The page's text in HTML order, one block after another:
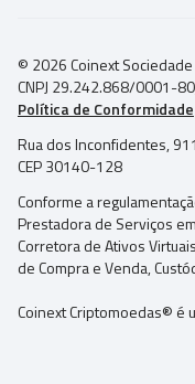
© 2026 Coinext
CNPJ 29.242.868/0001-80
Política de Conformidade
Rua dos Inconfidentes,
CEP 30140-128
Conforme a
Prestadora de Serviços
Corretora de Ativos
de Compra e Venda,
Coinext Criptomoedas® é